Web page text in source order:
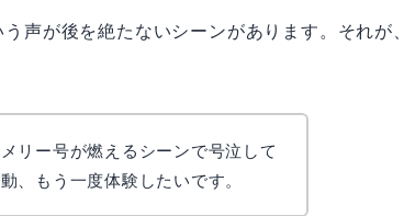
声が後を絶たないシーンがあります。それが、
リー号が燃えるシーンで号泣して
もう一度体験したいです。